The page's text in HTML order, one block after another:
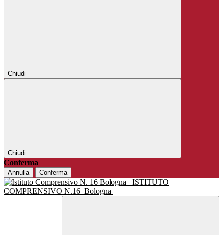
Chiudi
Chiudi
Conferma
Annulla Conferma
ISTITUTO
COMPRENSIVO N.16 Bologna